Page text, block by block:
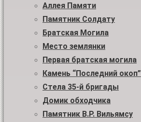
Аллея Памяти
Памятник Солдату
Братская Могила
Место землянки
Первая братская могила
Камень “Последний окоп”
Стела 35-й бригады
Домик обходчика
Памятник В.Р. Вильямсу